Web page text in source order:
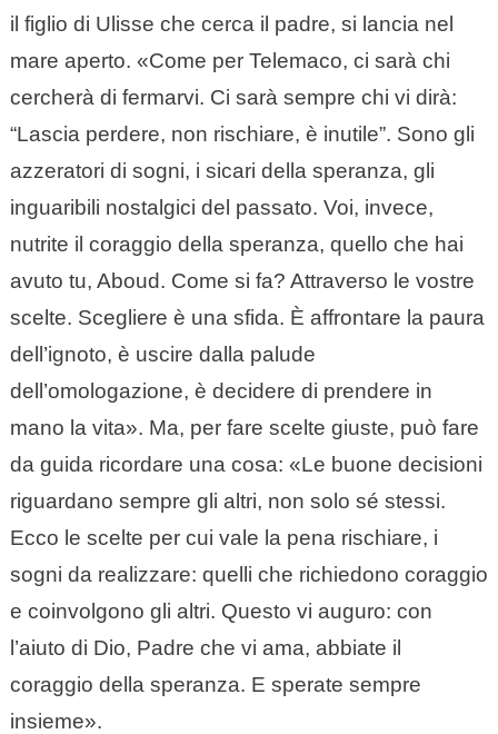
il figlio di Ulisse che cerca il padre, si lancia nel
mare aperto. «Come per Telemaco, ci sarà chi
cercherà di fermarvi. Ci sarà sempre chi vi dirà:
“Lascia perdere, non rischiare, è inutile”. Sono gli
azzeratori di sogni, i sicari della speranza, gli
inguaribili nostalgici del passato. Voi, invece,
nutrite il coraggio della speranza, quello che hai
avuto tu, Aboud. Come si fa? Attraverso le vostre
scelte. Scegliere è una sfida. È affrontare la paura
dell’ignoto, è uscire dalla palude
dell’omologazione, è decidere di prendere in
mano la vita». Ma, per fare scelte giuste, può fare
da guida ricordare una cosa: «Le buone decisioni
riguardano sempre gli altri, non solo sé stessi.
Ecco le scelte per cui vale la pena rischiare, i
sogni da realizzare: quelli che richiedono coraggio
e coinvolgono gli altri. Questo vi auguro: con
l’aiuto di Dio, Padre che vi ama, abbiate il
coraggio della speranza. E sperate sempre
insieme».